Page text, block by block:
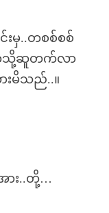
မှ..တစစ်စစ်
ကဲ့သို့ဆူတက်လာ
မိသည်..။
ား..တို့…